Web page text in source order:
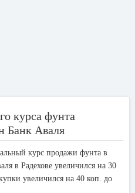
курса фунта
Банк Аваля
курс продажи фунта в
в Радехове увеличился на 30
увеличился на 40 коп. до